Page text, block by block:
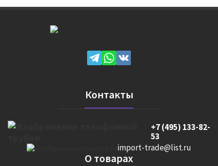
Контакты
+7 (495) 133-82-
53
import-trade@list.ru
О товарах